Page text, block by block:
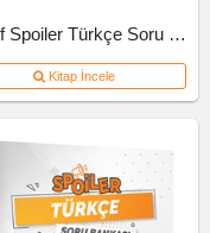
6.Sınıf Spoiler Türkçe Soru Bankası
Kitap İncele